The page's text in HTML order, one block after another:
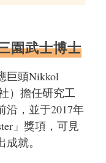
園武士博士
巨頭Nikkol
）擔任研究工
沿，並于2017年
」獎項，可見
就。